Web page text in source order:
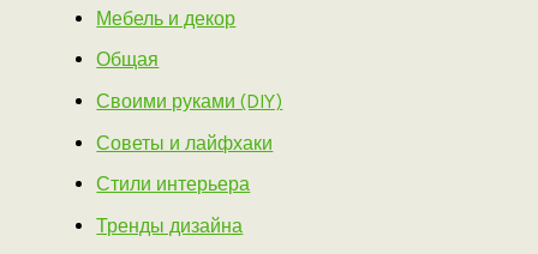
Мебель и декор
Общая
Своими руками (DIY)
Советы и лайфхаки
Стили интерьера
Тренды дизайна